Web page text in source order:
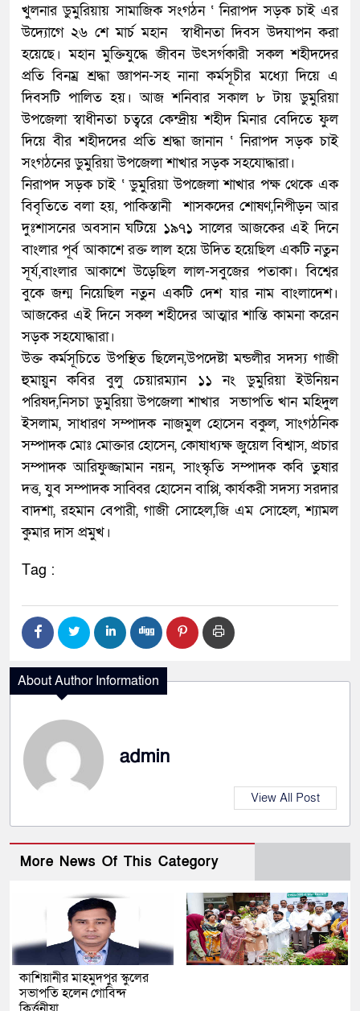
খুলনার ডুমুরিয়ায় সামাজিক সংগঠন ‘ নিরাপদ সড়ক চাই এর
উদ্যোগে ২৬ শে মার্চ মহান স্বাধীনতা দিবস উদযাপন করা
হয়েছে। মহান মুক্তিযুদ্ধে জীবন উৎসর্গকারী সকল শহীদদের
প্রতি বিনম্র শ্রদ্ধা জ্ঞাপন-সহ নানা কর্মসূচীর মধ্যো দিয়ে এ
দিবসটি পালিত হয়। আজ শনিবার সকাল ৮ টায় ডুমুরিয়া
উপজেলা স্বাধীনতা চত্বরে কেন্দ্রীয় শহীদ মিনার বেদিতে ফুল
দিয়ে বীর শহীদদের প্রতি শ্রদ্ধা জানান ‘ নিরাপদ সড়ক চাই
সংগঠনের ডুমুরিয়া উপজেলা শাখার সড়ক সহযোদ্ধারা।
নিরাপদ সড়ক চাই ‘ ডুমুরিয়া উপজেলা শাখার পক্ষ থেকে এক
বিবৃতিতে বলা হয়, পাকিস্তানী শাসকদের শোষণ,নিপীড়ন আর
দুঃশাসনের অবসান ঘটিয়ে ১৯৭১ সালের আজকের এই দিনে
বাংলার পূর্ব আকাশে রক্ত লাল হয়ে উদিত হয়েছিল একটি নতুন
সূর্য,বাংলার আকাশে উড়েছিল লাল-সবুজের পতাকা। বিশ্বের
বুকে জন্ম নিয়েছিল নতুন একটি দেশ যার নাম বাংলাদেশ।
আজকের এই দিনে সকল শহীদের আত্মার শান্তি কামনা করেন
সড়ক সহযোদ্ধারা।
উক্ত কর্মসূচিতে উপস্থিত ছিলেন,উপদেষ্টা মন্ডলীর সদস্য গাজী
হুমায়ুন কবির বুলু চেয়ারম্যান ১১ নং ডুমুরিয়া ইউনিয়ন
পরিষদ,নিসচা ডুমুরিয়া উপজেলা শাখার সভাপতি খান মহিদুল
ইসলাম, সাধারণ সম্পাদক নাজমুল হোসেন বকুল, সাংগঠনিক
সম্পাদক মোঃ মোক্তার হোসেন, কোষাধ্যক্ষ জুয়েল বিশ্বাস, প্রচার
সম্পাদক আরিফুজ্জামান নয়ন, সাংস্কৃতি সম্পাদক কবি তুষার
দত্ত, যুব সম্পাদক সাব্বির হোসেন বাপ্পি, কার্যকরী সদস্য সরদার
বাদশা, রহমান বেপারী, গাজী সোহেল,জি এম সোহেল, শ্যামল
কুমার দাস প্রমুখ।
Tag :
About Author Information
admin
View All Post
More News Of This Category
কাশিয়ানীর মাহমুদপুর স্কুলের
সভাপতি হলেন গোবিন্দ